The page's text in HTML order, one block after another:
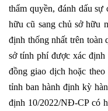
thẩm quyền, đánh dấu
hữu cũ sang chủ sở hữu
định thống nhất trên toàn
sở tính phí được xác
đồng giao dịch hoặc
tỉnh ban hành định kỳ
định 10/2022/NĐ-CP có